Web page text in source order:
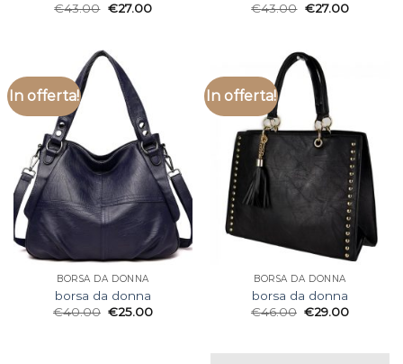
€43.00 €27.00
€43.00 €27.00
In offerta!
BORSA DA DONNA
borsa da donna
€40.00 €25.00
In offerta!
BORSA DA DONNA
borsa da donna
€46.00 €29.00